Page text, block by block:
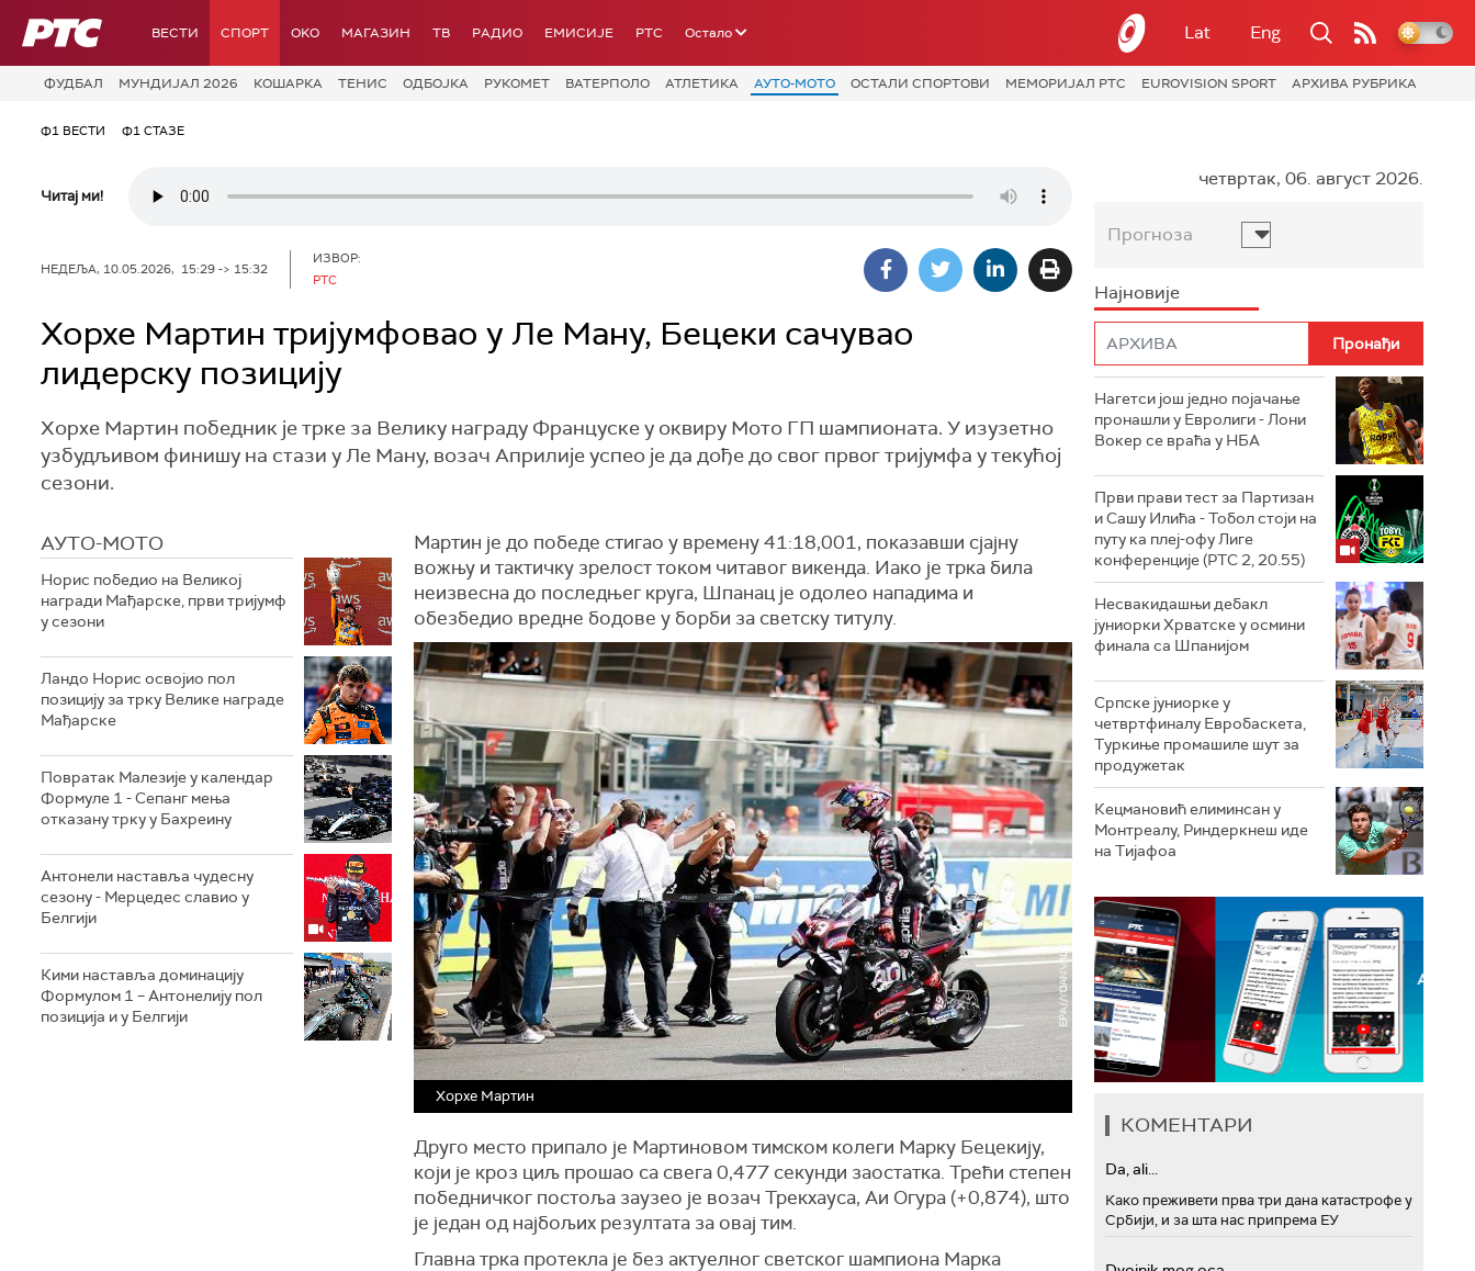
РТС ВЕСТИ СПОРТ OKO МАГАЗИН ТВ РАДИО ЕМИСИЈЕ РТС Остало Lat Eng
ФУДБАЛ МУНДИЈАЛ 2026 КОШАРКА ТЕНИС ОДБОЈКА РУКОМЕТ ВАТЕРПОЛО АТЛЕТИКА АУТО-МОТО ОСТАЛИ СПОРТОВИ МЕМОРИЈАЛ РТС EUROVISION SPORT АРХИВА РУБРИКА
Ф1 ВЕСТИ Ф1 СТАЗЕ
Читај ми!
НЕДЕЉА, 10.05.2026, 15:29 -> 15:32
ИЗВОР:
РТС
Хорхе Мартин тријумфовао у Ле Ману, Бецеки сачувао
лидерску позицију
Хорхе Мартин победник је трке за Велику награду Француске у оквиру Мото ГП шампионата. У изузетно
узбудљивом финишу на стази у Ле Ману, возач Априлије успео је да дође до свог првог тријумфа у текућој
сезони.
АУТО-МОТО
Норис победио на Великој
награди Мађарске, први тријумф
у сезони
Ландо Норис освојио пол
позицију за трку Велике награде
Мађарске
Повратак Малезије у календар
Формуле 1 - Сепанг мења
отказану трку у Бахреину
Aнтонели наставља чудесну
сезону - Мерцедес славио у
Белгији
Кими наставља доминацију
Формулом 1 – Антонелију пол
позиција и у Белгији
Мартин је до победе стигао у времену 41:18,001, показавши сјајну
вожњу и тактичку зрелост током читавог викенда. Иако је трка била
неизвесна до последњег круга, Шпанац је одолео нападима и
обезбедио вредне бодове у борби за светску титулу.
Хорхе Мартин
Друго место припало је Мартиновом тимском колеги Марку Бецекију,
који је кроз циљ прошао са свега 0,477 секунди заостатка. Трећи степен
победничког постоља заузео је возач Трекхауса, Аи Огура (+0,874), што
је један од најбољих резултата за овај тим.
Главна трка протекла је без актуелног светског шампиона Марка
четвртак, 06. август 2026.
Прогноза
Најновије
Нагетси још једно појачање
пронашли у Евролиги - Лони
Вокер се враћа у НБА
Први прави тест за Партизан
и Сашу Илића - Тобол стоји на
путу ка плеј-офу Лиге
конференције (РТС 2, 20.55)
Несвакидашњи дебакл
јуниорки Хрватске у осмини
финала са Шпанијом
Српске јуниорке у
четвртфиналу Евробаскета,
Туркиње промашиле шут за
продужетак
Кецмановић елиминсан у
Монтреалу, Риндеркнеш иде
на Тијафоа
КОМЕНТАРИ
Da, ali...
Како преживети прва три дана катастрофе у
Србији, и за шта нас припрема ЕУ